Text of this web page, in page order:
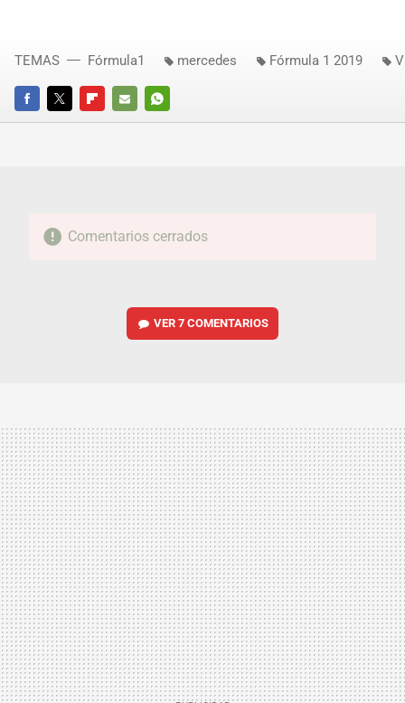
FACEBOOKTWITTERFLIPBOARD
E-
WHATSAPP
TEMAS Fórmula1 mercedes Fórmula 1 2019
Comentarios cerrados
VER7 COMENTARIOS